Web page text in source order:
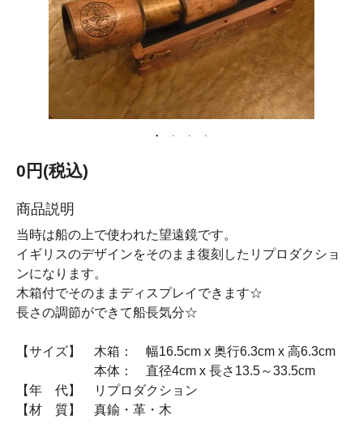
0円(税込)
商品説明
当時は船の上で使われた望遠鏡です。
イギリスのデザインをそのまま復刻したリプロダクショ
ンになります。
木箱付でそのままディスプレイできます☆
長さの調節ができて船長気分☆
【サイズ】 木箱： 幅16.5cm x 奥行6.3cm x 高6.3cm
本体： 直径4cm x 長さ13.5～33.5cm
【年 代】 リプロダクション
【材 質】 真鍮・革・木